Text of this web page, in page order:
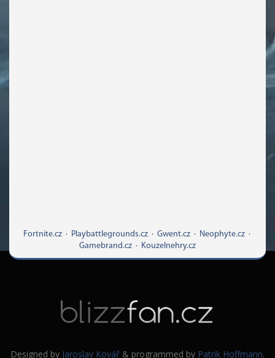
Fortnite.cz· Playbattlegrounds.cz· Gwent.cz· Neophyte.cz·
Gamebrand.cz · Kouzelnehry.cz
Designed by Jaroslav Kovář & programmed by Patrik Hoffmann.